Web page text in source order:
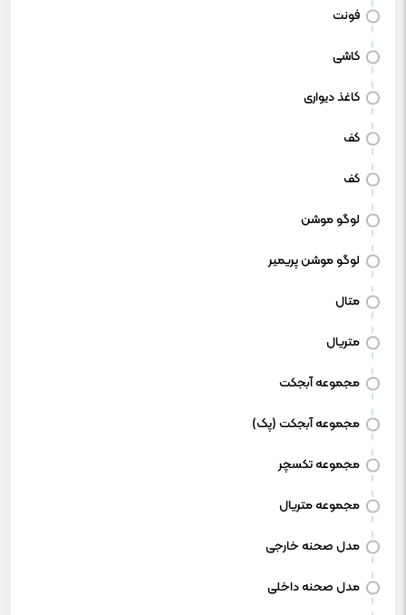
فونت
کاشی
کاغذ دیواری
کف
کف
لوگو موشن
لوگو موشن پریمیر
متال
متریال
مجموعه آبجکت
مجموعه آبجکت (پک)
مجموعه تکسچر
مجموعه متریال
مدل صحنه خارجی
مدل صحنه داخلی